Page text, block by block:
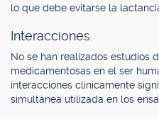
lo que debe evitarse la
Interacciones.
No se han realizados estudios
medicamentosas en el ser
interacciones clínicamente
simultánea utilizada en los